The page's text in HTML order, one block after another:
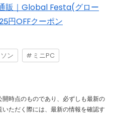
販｜Global Festa(グロー
円OFFクーポン
ン ミニPC
時点のものであり、必ずしも最新の
ただく際には、最新の情報を確認す